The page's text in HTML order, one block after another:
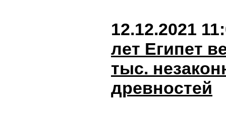
12.12.2021
лет Египет
тыс.
древностей